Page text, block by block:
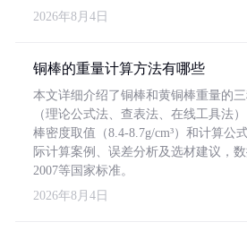
2026年8月4日
铜棒的重量计算方法有哪些
本文详细介绍了铜棒和黄铜棒重量的
（理论公式法、查表法、在线工具法
棒密度取值（8.4-8.7g/cm³）和计算公
际计算案例、误差分析及选材建议，
2007等国家标准。
2026年8月4日